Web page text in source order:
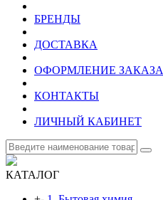
БРЕНДЫ
ДОСТАВКА
ОФОРМЛЕНИЕ ЗАКАЗА
КОНТАКТЫ
ЛИЧНЫЙ КАБИНЕТ
КАТАЛОГ